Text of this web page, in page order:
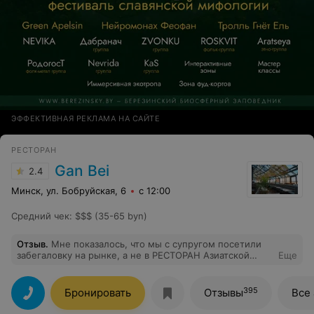
ЭФФЕКТИВНАЯ РЕКЛАМА НА САЙТЕ
РЕСТОРАН
2.4 Gan Bei
Минск, ул. Бобруйская, 6 с 12:00
Средний чек: $$$ (35-65 byn)
Отзыв. Мне показалось, что мы с супругом посетили
забегаловку на рынке, а не в РЕСТОРАН Азиатской
очень низкий сервис обслуживания. В данном
ресторане невозможно было кушать от кол-ва в
порции перца, сухости говядины (ее не проживать).
Приготовлено отвратительно. Работа официанта также
Еще
Бронировать Отзывы395 Все